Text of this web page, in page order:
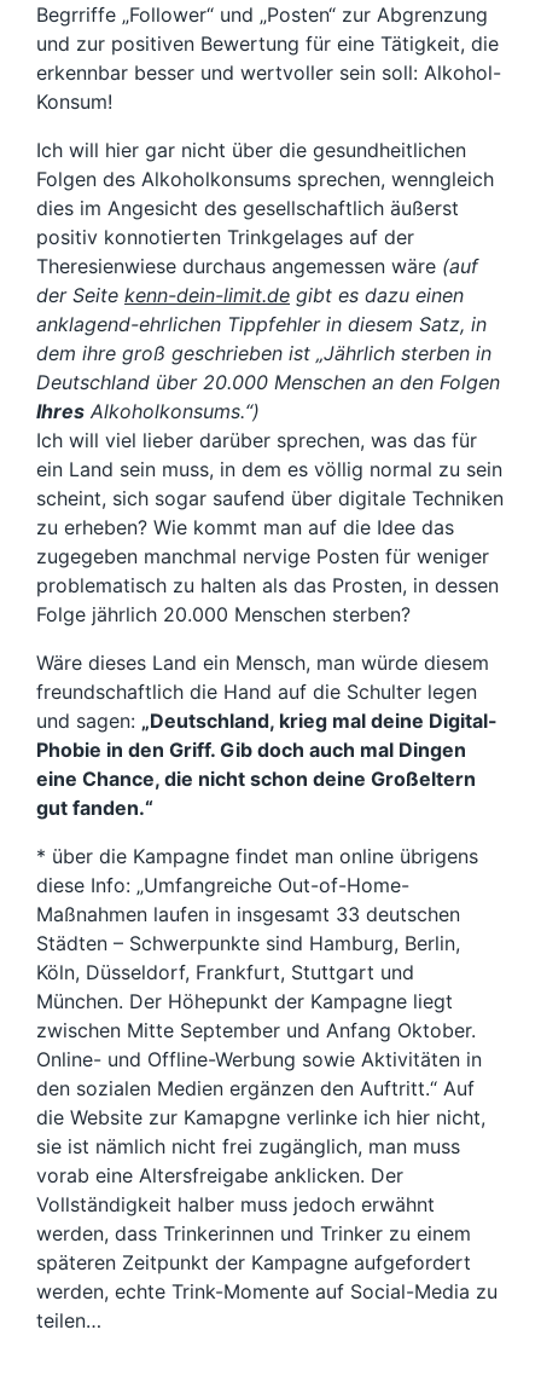
Begrriffe „Follower“ und „Posten“ zur Abgrenzung
und zur positiven Bewertung für eine Tätigkeit, die
erkennbar besser und wertvoller sein soll: Alkohol-
Konsum!
Ich will hier gar nicht über die gesundheitlichen
Folgen des Alkoholkonsums sprechen, wenngleich
dies im Angesicht des gesellschaftlich äußerst
positiv konnotierten Trinkgelages auf der
Theresienwiese durchaus angemessen wäre (auf
der Seite kenn-dein-limit.de gibt es dazu einen
anklagend-ehrlichen Tippfehler in diesem Satz, in
dem ihre groß geschrieben ist „Jährlich sterben in
Deutschland über 20.000 Menschen an den Folgen
Ihres Alkoholkonsums.“)
Ich will viel lieber darüber sprechen, was das für
ein Land sein muss, in dem es völlig normal zu sein
scheint, sich sogar saufend über digitale Techniken
zu erheben? Wie kommt man auf die Idee das
zugegeben manchmal nervige Posten für weniger
problematisch zu halten als das Prosten, in dessen
Folge jährlich 20.000 Menschen sterben?
Wäre dieses Land ein Mensch, man würde diesem
freundschaftlich die Hand auf die Schulter legen
und sagen: „Deutschland, krieg mal deine Digital-
Phobie in den Griff. Gib doch auch mal Dingen
eine Chance, die nicht schon deine Großeltern
gut fanden.“
* über die Kampagne findet man online übrigens
diese Info: „Umfangreiche Out-of-Home-
Maßnahmen laufen in insgesamt 33 deutschen
Städten – Schwerpunkte sind Hamburg, Berlin,
Köln, Düsseldorf, Frankfurt, Stuttgart und
München. Der Höhepunkt der Kampagne liegt
zwischen Mitte September und Anfang Oktober.
Online- und Offline-Werbung sowie Aktivitäten in
den sozialen Medien ergänzen den Auftritt.“ Auf
die Website zur Kamapgne verlinke ich hier nicht,
sie ist nämlich nicht frei zugänglich, man muss
vorab eine Altersfreigabe anklicken. Der
Vollständigkeit halber muss jedoch erwähnt
werden, dass Trinkerinnen und Trinker zu einem
späteren Zeitpunkt der Kampagne aufgefordert
werden, echte Trink-Momente auf Social-Media zu
teilen…